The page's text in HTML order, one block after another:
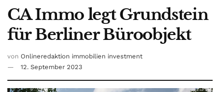
CA Immo legt Grundstein
für Berliner Büroobjekt
von Onlineredaktion immobilien investment
12. September 2023